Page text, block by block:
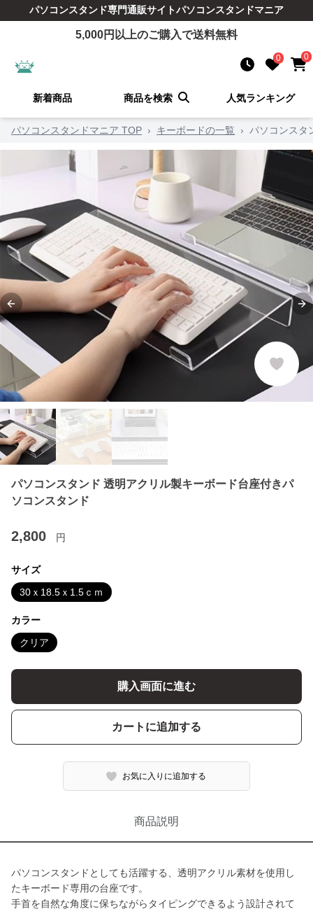
パソコンスタンド専門通販サイトパソコンスタンドマニア
5,000円以上のご購入で送料無料
0 0
新着商品 商品を検索 人気ランキング
パソコンスタンドマニア TOP › キーボードの一覧 › パソコンスタ
Previous slide
パソコンスタンド 透明アクリル製キーボード台座付きパ
ソコンスタンド
2,800 円
サイズ
30ｘ18.5ｘ1.5ｃｍ
カラー
クリア
購入画面に進む
カートに追加する
お気に入りに追加する
商品説明
パソコンスタンドとしても活躍する、透明アクリル素材を使用し
たキーボード専用の台座です。
手首を自然な角度に保ちながらタイピングできるよう設計されて